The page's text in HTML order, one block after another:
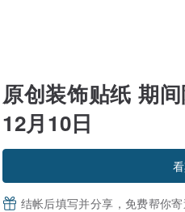
原创装饰贴纸 期
12月10日
结帐后填写并分享，免费帮你寄